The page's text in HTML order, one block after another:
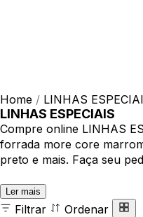
Home / LINHAS
LINHAS ESPECIAIS
Compre online LINHAS
forrada more core
preto e mais. Faça seu
Ler mais
Filtrar
Ordenar